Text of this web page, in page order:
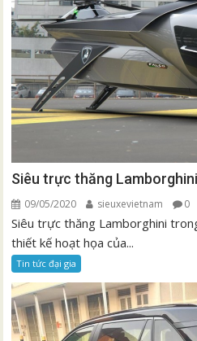
Siêu trực thăng
09/05/2020 sieuxevietnam 0
Siêu trực thăng Lamborghini
thiết kế hoạt họa của...
Tin tức đại gia